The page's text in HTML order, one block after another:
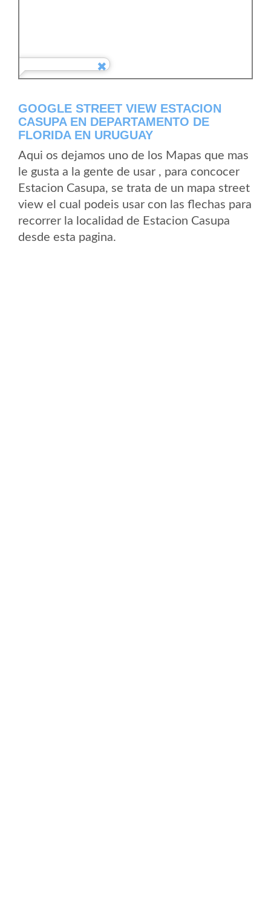
GOOGLE STREET VIEW ESTACION
CASUPA EN DEPARTAMENTO DE
FLORIDA EN URUGUAY
Aqui os dejamos uno de los Mapas que mas
le gusta a la gente de usar , para concocer
Estacion Casupa, se trata de un mapa street
view el cual podeis usar con las flechas para
recorrer la localidad de Estacion Casupa
desde esta pagina.